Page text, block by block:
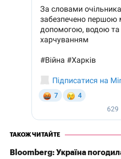
ТАКОЖ ЧИТАЙТЕ
Bloomberg: Україна